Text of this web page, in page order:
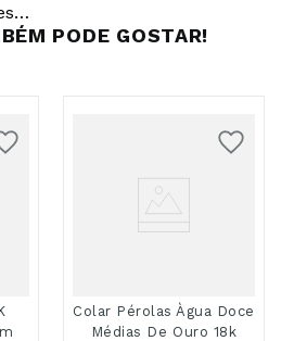
PODE GOSTAR!
Colar Pérolas Àgua Doce
Médias De Ouro 18k